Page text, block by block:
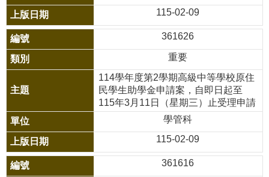
相
關
事
項
網
資
源
酷
課
115-02-09
361626
重要
114學年度第2學期高級中等學校原住
民學生助學金申請案，自即日起至
115年3月11日（星期三）止受理申請
學管科
115-02-09
361616